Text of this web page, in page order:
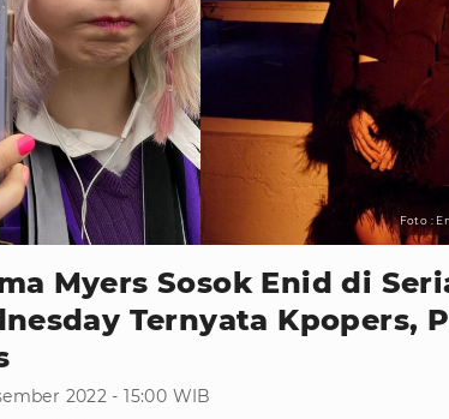
Foto :
Myers Sosok Enid di
Ternyata Kpopers,
2022 - 15:00 WIB